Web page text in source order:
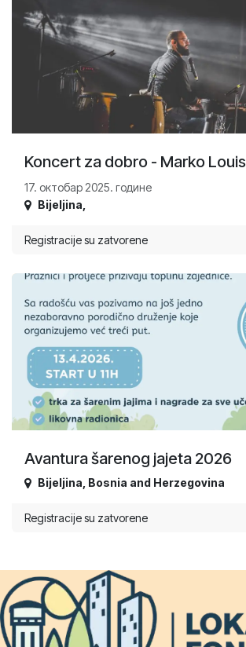
Koncert za dobro - Marko Louis
17. октобар 2025. године
Bijeljina
Registracije su zatvorene
Avantura šarenog jajeta 2026
Bijeljina Bosnia and Herzegovina
Registracije su zatvorene